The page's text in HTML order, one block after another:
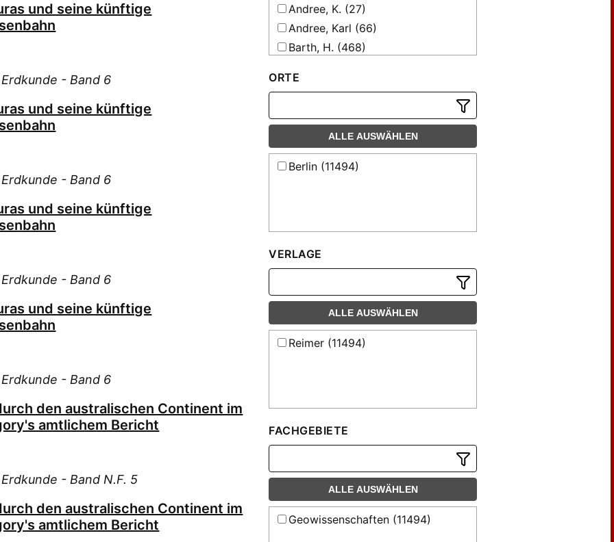
und seine künftige
- Band 6
und seine künftige
- Band 6
und seine künftige
- Band 6
und seine künftige
- Band 6
den australischen Continent im
amtlichem Bericht
- Band N.F. 5
den australischen Continent im
amtlichem Bericht
Andree, K. (27)
Andree, Karl (66)
Barth, H. (468)
Biernatzki (168)
Blau (22)
Bolle, Carl (300)
Brandes, C. (143)
Brugsch, H. (57)
Buschmann, Ed. (27)
Buvry, L. (163)
Diederich (23)
Etzel, A. von (36)
Etzel, Anton v. (27)
Etzel, Anton von (36)
Finsch, Otto (49)
Forbes, Ch. S.; Söchting (25)
Forchhammer, G. (32)
Friedmann (162)
ORTE
ALLE AUSWÄHLEN
Berlin (11494)
VERLAGE
ALLE AUSWÄHLEN
Reimer (11494)
FACHGEBIETE
ALLE AUSWÄHLEN
Geowissenschaften (11494)